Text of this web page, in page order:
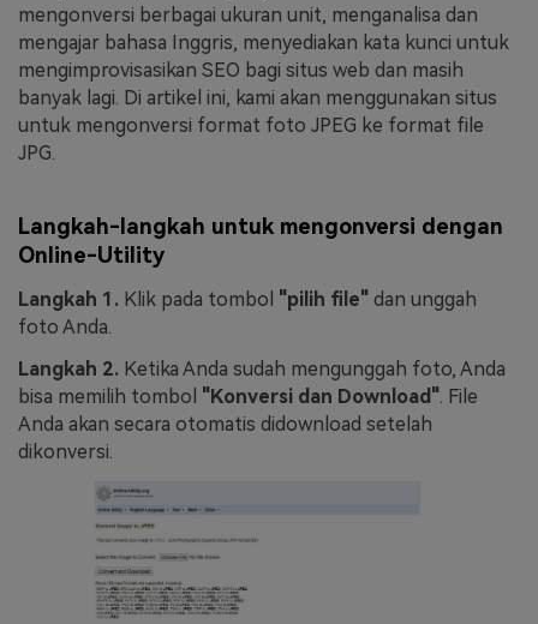
mengonversi berbagai ukuran unit, menganalisa dan
mengajar bahasa Inggris, menyediakan kata kunci untuk
mengimprovisasikan SEO bagi situs web dan masih
banyak lagi. Di artikel ini, kami akan menggunakan situs
untuk mengonversi format foto JPEG ke format file
JPG.
Langkah-langkah untuk mengonversi dengan
Online-Utility
Langkah 1. Klik pada tombol "pilih file" dan unggah
foto Anda.
Langkah 2. Ketika Anda sudah mengunggah foto, Anda
bisa memilih tombol "Konversi dan Download". File
Anda akan secara otomatis didownload setelah
dikonversi.